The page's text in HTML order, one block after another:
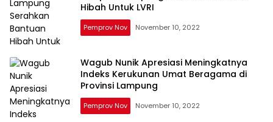
Hibah Untuk LVRI
Pemprov Nov November 10, 2022
Wagub Nunik Apresiasi Meningkatnya
Indeks Kerukunan Umat Beragama di
Provinsi Lampung
Pemprov Nov November 10, 2022